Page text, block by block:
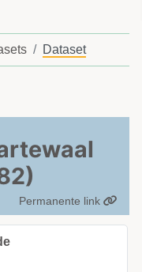
Dataset
Permanente link